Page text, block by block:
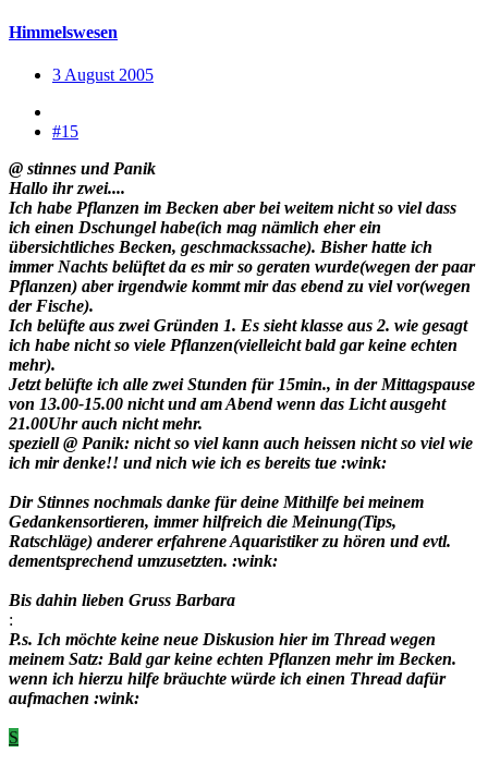
Himmelswesen
3 August 2005
#15
@ stinnes und Panik
Hallo ihr zwei....
Ich habe Pflanzen im Becken aber bei weitem nicht so viel dass
ich einen Dschungel habe(ich mag nämlich eher ein
übersichtliches Becken, geschmackssache). Bisher hatte ich
immer Nachts belüftet da es mir so geraten wurde(wegen der paar
Pflanzen) aber irgendwie kommt mir das ebend zu viel vor(wegen
der Fische).
Ich belüfte aus zwei Gründen 1. Es sieht klasse aus 2. wie gesagt
ich habe nicht so viele Pflanzen(vielleicht bald gar keine echten
mehr).
Jetzt belüfte ich alle zwei Stunden für 15min., in der Mittagspause
von 13.00-15.00 nicht und am Abend wenn das Licht ausgeht
21.00Uhr auch nicht mehr.
speziell @ Panik: nicht so viel kann auch heissen nicht so viel wie
ich mir denke!! und nich wie ich es bereits tue :wink:
Dir Stinnes nochmals danke für deine Mithilfe bei meinem
Gedankensortieren, immer hilfreich die Meinung(Tips,
Ratschläge) anderer erfahrene Aquaristiker zu hören und evtl.
dementsprechend umzusetzten. :wink:
Bis dahin lieben Gruss Barbara
:
P.s. Ich möchte keine neue Diskusion hier im Thread wegen
meinem Satz: Bald gar keine echten Pflanzen mehr im Becken.
wenn ich hierzu hilfe bräuchte würde ich einen Thread dafür
aufmachen :wink:
S